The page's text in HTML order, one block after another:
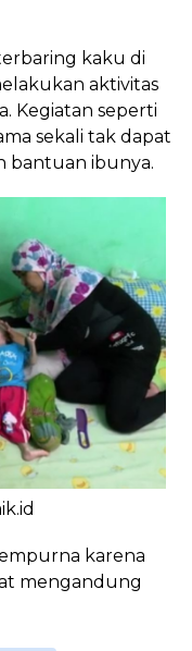
kaku di
aktivitas
Kegiatan seperti
sekali tak dapat
bantuan ibunya.
karena
mengandung